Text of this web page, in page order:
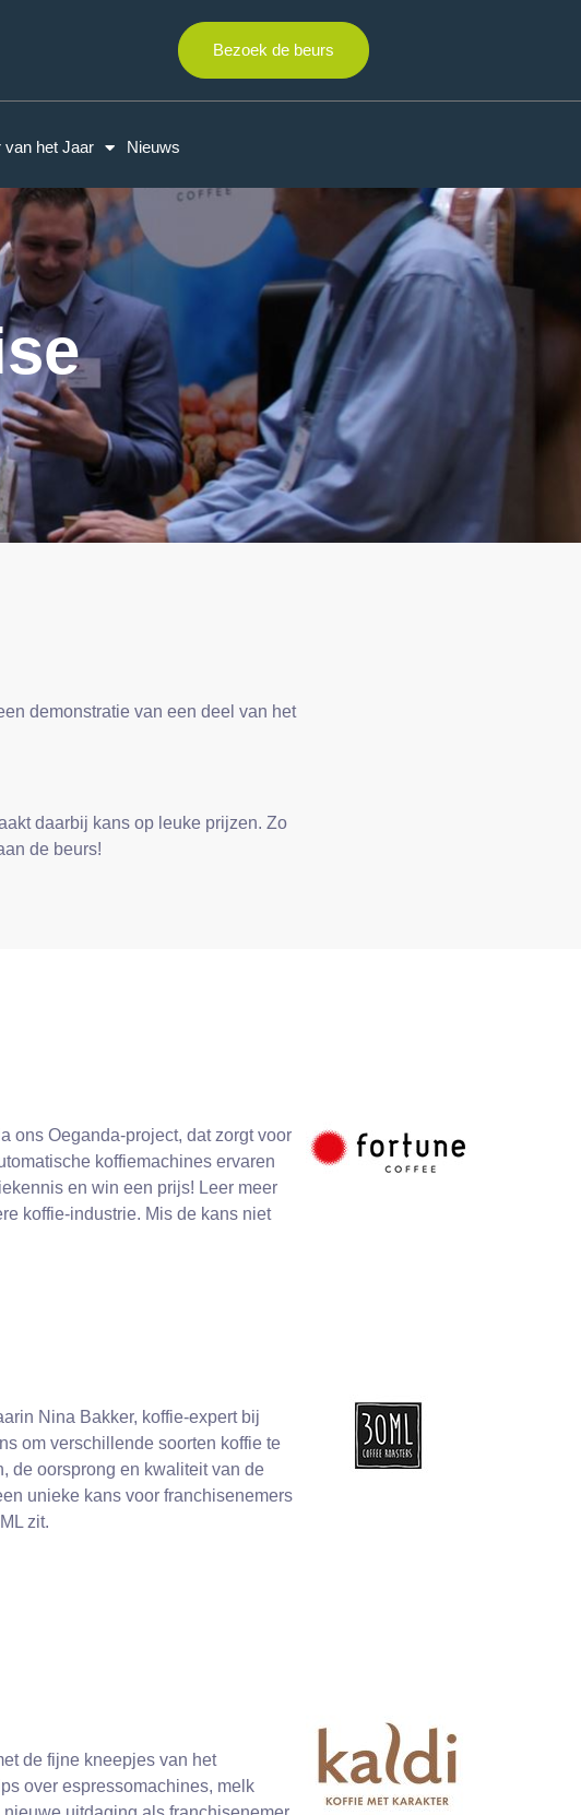
Bezoek de beurs
van het Jaar Nieuws
demonstratie van een deel van het
daarbij kans op leuke prijzen. Zo
de beurs!
ons Oeganda-project, dat zorgt voor
koffiemachines ervaren
en win een prijs! Leer meer
koffie-industrie. Mis de kans niet
Nina Bakker, koffie-expert bij
om verschillende soorten koffie te
de oorsprong en kwaliteit van de
unieke kans voor franchisenemers
zit.
de fijne kneepjes van het
over espressomachines, melk